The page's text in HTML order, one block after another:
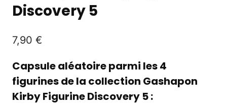
Discovery 5
7,90 €
Capsule aléatoire parmi les 4
figurines de la collection Gashapon
Kirby Figurine Discovery 5 :